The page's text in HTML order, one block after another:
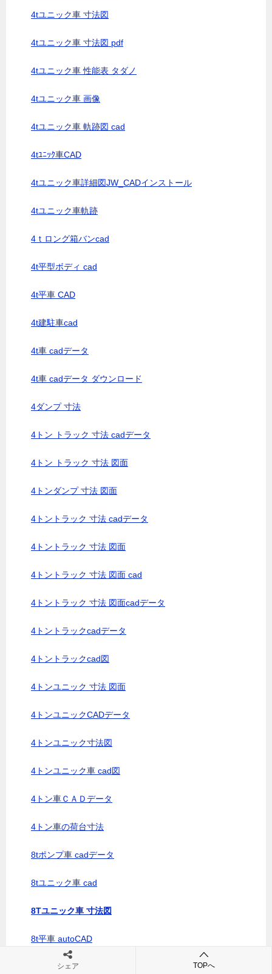
4tユニック車 寸法図
4tユニック車 寸法図 pdf
4tユニック車 性能表 タダノ
4tユニック車 画像
4tユニック車 軌跡図 cad
4tﾕﾆｯｸ車CAD
4tユニック車詳細図JW_CADインストール
4tユニック車軌跡
4ｔロング箱バンcad
4t平型ボディ cad
4t平車 CAD
4t建駐車cad
4t車 cadデータ
4t車 cadデータ ダウンロード
4ダンプ 寸法
4トン トラック 寸法 cadデータ
4トン トラック 寸法 図面
4トンダンプ 寸法 図面
4トントラック 寸法 cadデータ
4トントラック 寸法 図面
4トントラック 寸法 図面 cad
4トントラック 寸法 図面cadデータ
4トントラックcadデータ
4トントラックcad図
4トンユニック 寸法 図面
4トンユニックCADデータ
4トンユニック寸法図
4トンユニック車 cad図
4トン車ＣＡＤデータ
4トン車の荷台寸法
8tポンプ車 cadデータ
8tユニック車 cad
8Tユニック車 寸法図
8t平車 autoCAD
aiデータ 変換 dxf
シェア TOPへ